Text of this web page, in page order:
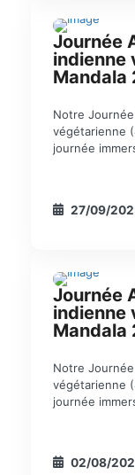
JOURNÉE
Journée
indienne
Mandala
Notre
végétarienne
journée
27/09/
JOURNÉE
Journée
indienne
Mandala
Notre
végétarienne
journée
02/08/